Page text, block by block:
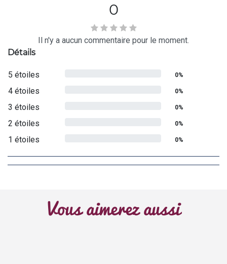
0
Il n'y a aucun commentaire pour le moment.
Détails
5 étoiles 0%
4 étoiles 0%
3 étoiles 0%
2 étoiles 0%
1 étoiles 0%
Vous aimerez aussi